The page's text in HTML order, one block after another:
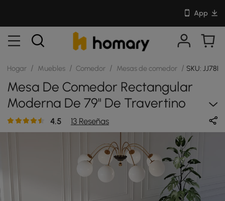
App
Hogar / Muebles / Comedor / Mesas de comedor / SKU:
Mesa De Comedor Rectangular
Moderna De 79" De Travertino
Sintético, Interior/exterior, Para 6
Personas
4.5 13 Reseñas